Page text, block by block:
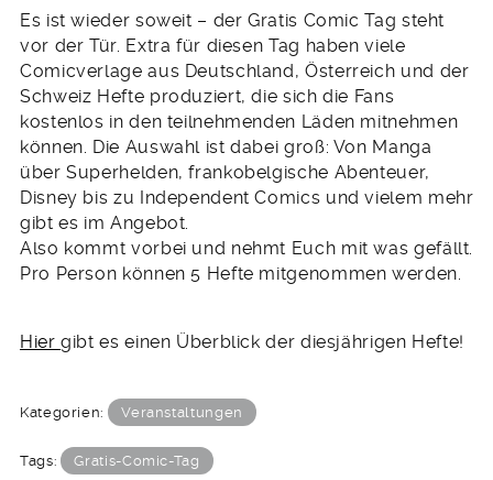
Es ist wieder soweit – der Gratis Comic Tag steht
vor der Tür. Extra für diesen Tag haben viele
Comicverlage aus Deutschland, Österreich und der
Schweiz Hefte produziert, die sich die Fans
kostenlos in den teilnehmenden Läden mitnehmen
können. Die Auswahl ist dabei groß: Von Manga
über Superhelden, frankobelgische Abenteuer,
Disney bis zu Independent Comics und vielem mehr
gibt es im Angebot.
Also kommt vorbei und nehmt Euch mit was gefällt.
Pro Person können 5 Hefte mitgenommen werden.
Hiergibt es einen Überblick der diesjährigen Hefte!
Kategorien: Veranstaltungen
Tags: Gratis-Comic-Tag